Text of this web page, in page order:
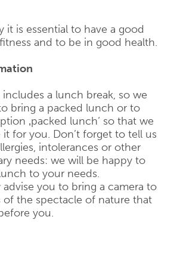
it is essential to have a good
and to be in good health.
a lunch break, so we
bring a packed lunch or to
‚packed lunch‘ so that we
for you. Don’t forget to tell us
intolerances or other
needs: we will be happy to
to your needs.
advise you to bring a camera to
of the spectacle of nature that
you.